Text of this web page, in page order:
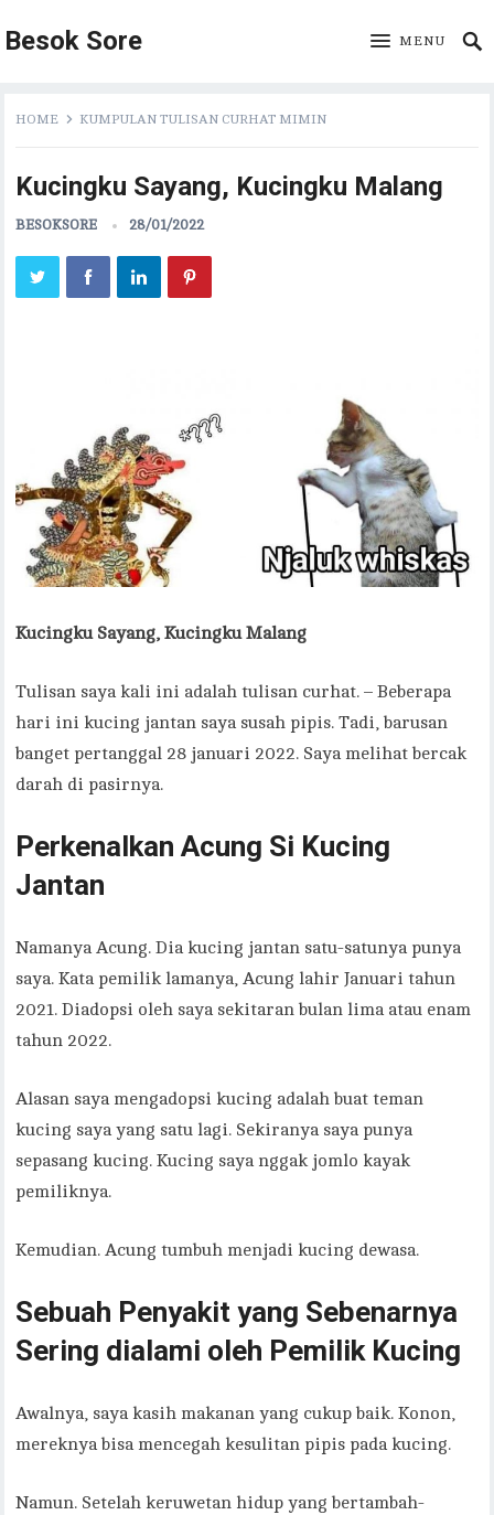
Besok Sore MENU
HOME KUMPULAN TULISAN CURHAT MIMIN
Kucingku Sayang, Kucingku Malang
BESOKSORE 28/01/2022
Kucingku Sayang, Kucingku Malang
Tulisan saya kali ini adalah tulisan curhat. – Beberapa
hari ini kucing jantan saya susah pipis. Tadi, barusan
banget pertanggal 28 januari 2022. Saya melihat bercak
darah di pasirnya.
Perkenalkan Acung Si Kucing
Jantan
Namanya Acung. Dia kucing jantan satu-satunya punya
saya. Kata pemilik lamanya, Acung lahir Januari tahun
2021. Diadopsi oleh saya sekitaran bulan lima atau enam
tahun 2022.
Alasan saya mengadopsi kucing adalah buat teman
kucing saya yang satu lagi. Sekiranya saya punya
sepasang kucing. Kucing saya nggak jomlo kayak
pemiliknya.
Kemudian. Acung tumbuh menjadi kucing dewasa.
Sebuah Penyakit yang Sebenarnya
Sering dialami oleh Pemilik Kucing
Awalnya, saya kasih makanan yang cukup baik. Konon,
mereknya bisa mencegah kesulitan pipis pada kucing.
Namun. Setelah keruwetan hidup yang bertambah-